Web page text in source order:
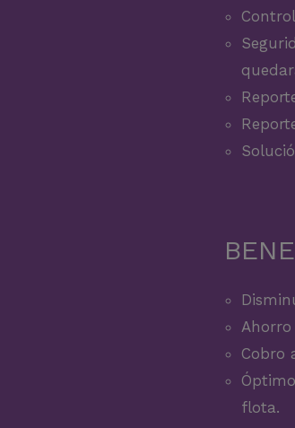
Cobro
flota.